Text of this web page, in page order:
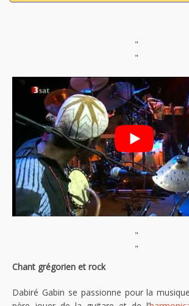
"
"
"
"
Chant grégorien et rock
Dabiré Gabin se passionne pour la